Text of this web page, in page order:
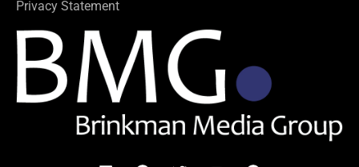
Privacy Statement